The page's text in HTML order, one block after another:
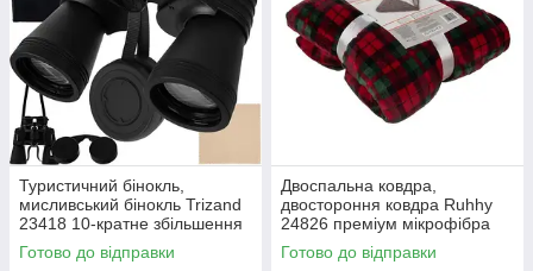
Туристичний бінокль,
мисливський бінокль Trizand
23418 10-кратне збільшення
50 мм
Готово до відправки
Двоспальна ковдра,
двостороння ковдра Ruhhy
24826 преміум мікрофібра
160х200
Готово до відправки